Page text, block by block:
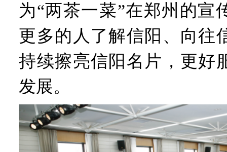
为“两茶一菜”在郑州的宣
更多的人了解信阳、向往
持续擦亮信阳名片，更好
发展。